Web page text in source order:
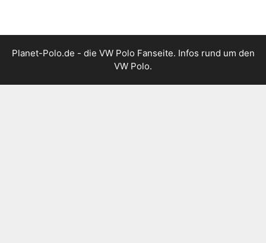
Planet-Polo.de - die VW Polo Fanseite. Infos rund um den
VW Polo.